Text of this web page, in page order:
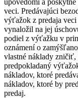
veci. Predávajúci
výťažok z predaja
vynaložil na jej
podiel z výťažku v
oznámení o
vlastné náklady zničiť,
predpokladaný
nákladov, ktoré
nákladov, ktoré by
predaj.